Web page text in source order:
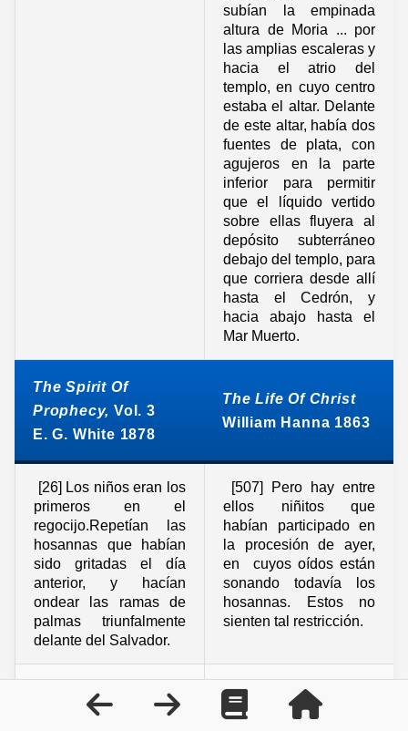
subían la empinada
altura de Moria ... por
las amplias escaleras y
hacia el atrio del
templo, en cuyo centro
estaba el altar. Delante
de este altar, había dos
fuentes de plata, con
agujeros en la parte
inferior para permitir
que el líquido vertido
sobre ellas fluyera al
depósito subterráneo
debajo del templo, para
que corriera desde allí
hasta el Cedrón, y
hacia abajo hasta el
Mar Muerto.
The Spirit Of
Prophecy, Vol. 3
E. G. White 1878
The Life Of Christ
William Hanna 1863
[26] Los niños eran los
primeros en el
regocijo.Repetían las
hosannas que habían
sido gritadas el día
anterior, y hacían
ondear las ramas de
palmas triunfalmente
delante del Salvador.
[507] Pero hay entre
ellos niñitos que
habían participado en
la procesión de ayer,
en cuyos oídos están
sonando todavía los
hosannas. Estos no
sienten tal restricción.
antes había asumido
[506] Había hecho
muchos milagros antes